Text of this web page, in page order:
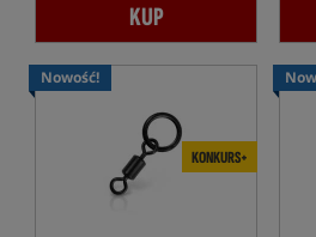
KUP
Nowość!
KONKURS+